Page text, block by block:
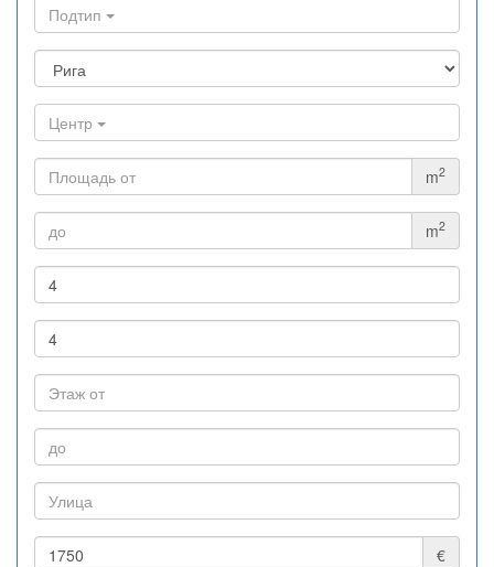
Подтип
Центр
m2
m2
€